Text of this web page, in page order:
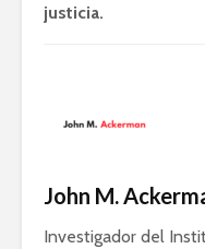
justicia.
John M.
Investigador del